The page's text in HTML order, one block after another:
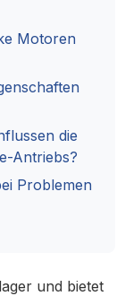
Motoren
die
Antriebs?
Problemen
und bietet